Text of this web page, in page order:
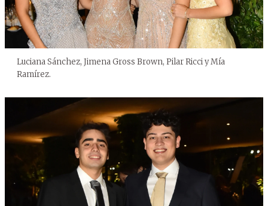
Luciana Sánchez, Jimena Gross Brown, Pilar Ricci y Mía
Ramírez.